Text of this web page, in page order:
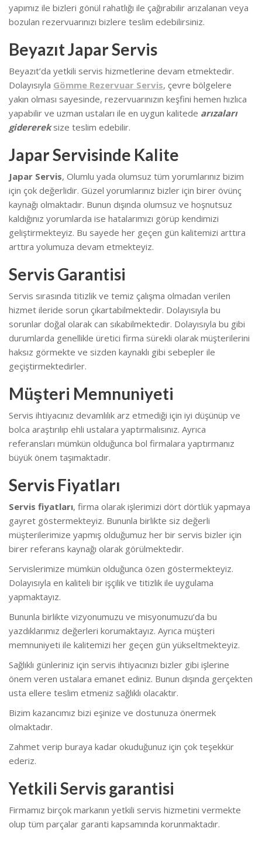
yapımız ile bizleri gönül rahatlığı ile çağırabilir arızalanan veya
bozulan rezervuarınızı bizlere teslim edebilirsiniz.
Beyazıt Japar Servis
Beyazıt’da yetkili servis hizmetlerine devam etmektedir.
Dolayısıyla Gömme Rezervuar Servis, çevre bölgelere
yakın olması sayesinde, rezervuarınızın keşfini hemen hızlıca
yapabilir ve uzman ustaları ile en uygun kalitede arızaları
giderereksize teslim edebilir.
Japar Servisinde Kalite
Japar Servis, Olumlu yada olumsuz tüm yorumlarınız bizim
için çok değerlidir. Güzel yorumlarınız bizler için birer övünç
kaynağı olmaktadır. Bunun dışında olumsuz ve hoşnutsuz
kaldığınız yorumlarda ise hatalarımızı görüp kendimizi
geliştirmekteyiz. Bu sayede her geçen gün kalitemizi arttıra
arttıra yolumuza devam etmekteyiz.
Servis Garantisi
Servis sırasında titizlik ve temiz çalışma olmadan verilen
hizmet ileride sorun çıkartabilmektedir. Dolayısıyla bu
sorunlar doğal olarak can sıkabilmektedir. Dolayısıyla bu gibi
durumlarda genellikle üretici firma sürekli olarak müşterilerini
haksız görmekte ve sizden kaynaklı gibi sebepler ile
geçiştirmektedirler.
Müşteri Memnuniyeti
Servis ihtiyacınız devamlılık arz etmediği için iyi düşünüp ve
bolca araştırılıp ehli ustalara yaptırmalısınız. Ayrıca
referansları mümkün olduğunca bol firmalara yaptırmanız
büyük önem taşımaktadır.
Servis Fiyatları
Servis fiyatları, firma olarak işlerimizi dört dörtlük yapmaya
gayret göstermekteyiz. Bununla birlikte siz değerli
müşterilerimize yapmış olduğumuz her bir servis bizler için
birer referans kaynağı olarak görülmektedir.
Servislerimize mümkün olduğunca özen göstermekteyiz.
Dolayısıyla en kaliteli bir işçilik ve titizlik ile uygulama
yapmaktayız.
Bununla birlikte vizyonumuzu ve misyonumuzu’da bu
yazdıklarımız değerleri korumaktayız. Ayrıca müşteri
memnuniyeti ile kalitemizi her geçen gün yükseltmekteyiz.
Sağlıklı günleriniz için servis ihtiyacınızı bizler gibi işlerine
önem veren ustalara emanet ediniz. Bunun dışında gerçekten
usta ellere teslim etmeniz sağlıklı olacaktır.
Bizim kazancımız bizi eşinize ve dostunuza önermek
olmaktadır.
Zahmet verip buraya kadar okuduğunuz için çok teşekkür
ederiz.
Yetkili Servis garantisi
Firmamız birçok markanın yetkili servis hizmetini vermekte
olup tüm parçalar garanti kapsamında korunmaktadır.